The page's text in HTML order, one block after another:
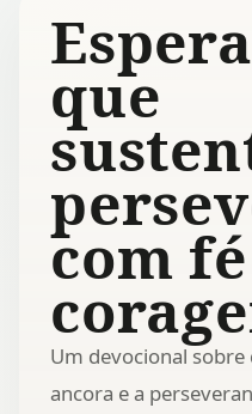
que
com
Um devocional sobre
ancora e a